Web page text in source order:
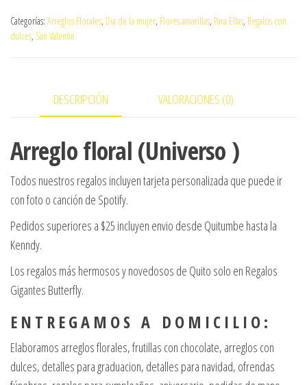
)
cantidad
Categorías: Arreglos Florales, Dia de la mujer, Flores amarillas, Para Ellas, Regalos con
dulces, San Valentin
DESCRIPCIÓN VALORACIONES (0)
Arreglo floral (Universo )
Todos nuestros regalos incluyen tarjeta personalizada que puede ir
con foto o canción de Spotify.
Pedidos superiores a $25 incluyen envio desde Quitumbe hasta la
Kenndy.
Los regalos más hermosos y novedosos de Quito solo en Regalos
Gigantes Butterfly.
E N T R E G A M O S A D O M I C I L I O :
Elaboramos arreglos florales, frutillas con chocolate, arreglos con
dulces, detalles para graduacion, detalles para navidad, ofrendas